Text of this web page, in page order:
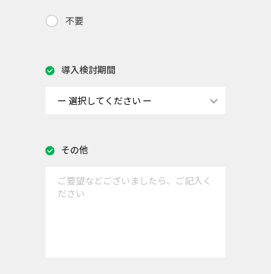
不要
導入検討期間
その他